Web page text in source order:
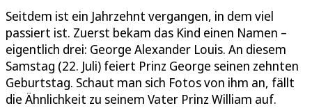
Seitdem ist ein Jahrzehnt vergangen, in dem viel
passiert ist. Zuerst bekam das Kind einen Namen –
eigentlich drei: George Alexander Louis. An diesem
Samstag (22. Juli) feiert Prinz George seinen zehnten
Geburtstag. Schaut man sich Fotos von ihm an, fällt
die Ähnlichkeit zu seinem Vater Prinz William auf.